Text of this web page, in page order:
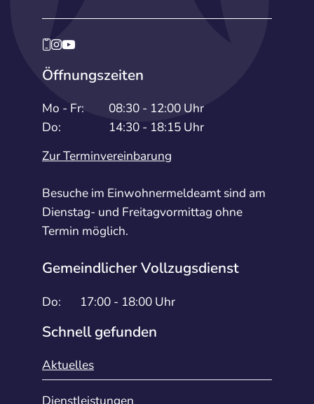
Öffnungszeiten
Mo - Fr:
08:30 - 12:00 Uhr
Do:
14:30 - 18:15 Uhr
Zur Terminvereinbarung
Besuche im Einwohnermeldeamt sind am
Dienstag- und Freitagvormittag ohne
Termin möglich.
Gemeindlicher Vollzugsdienst
Do: 17:00 - 18:00 Uhr
Schnell gefunden
Aktuelles
Dienstleistungen